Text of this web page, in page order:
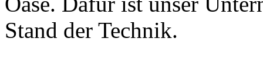
Stand der Technik.